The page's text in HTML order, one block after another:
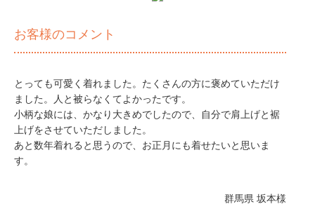
お客様のコメント
とっても可愛く着れました。たくさんの方に褒めていただけ
ました。人と被らなくてよかったです。
小柄な娘には、かなり大きめでしたので、自分で肩上げと裾
上げをさせていただしました。
あと数年着れると思うので、お正月にも着せたいと思いま
す。
群馬県 坂本様